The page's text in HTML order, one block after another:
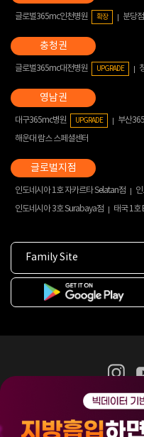
글로벌365mc인천병원 확장 분당점
글로벌365mc대전병원 UPGRADE
대구365mc병원 UPGRADE 부산
해운대 람스 스페셜센터
인도네시아 1호 자카르타 Selatan점
인도네시아 3호 Surabaya점
태국 1호
Family Site
365mc 병·의원 이
비급